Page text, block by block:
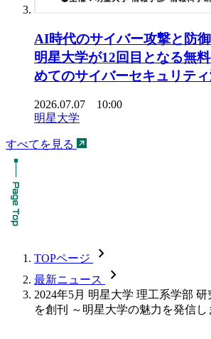
AI時代のサイバー攻撃と防
明星大学が12回目となる無
めてのサイバーセキュリテ
2026.07.07 10:00
明星大学
すべてを見る
TOPページ chevron_forward
最新ニュース chevron_forward
2024年5月 明星大学 理工系学部 研
を創刊 ～明星大学の魅力を発信し